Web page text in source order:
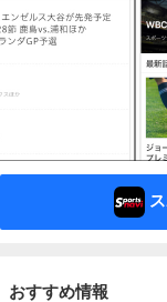
おすすめ情報